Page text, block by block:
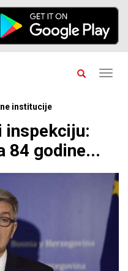
institucije
inspekciju:
84 godine...